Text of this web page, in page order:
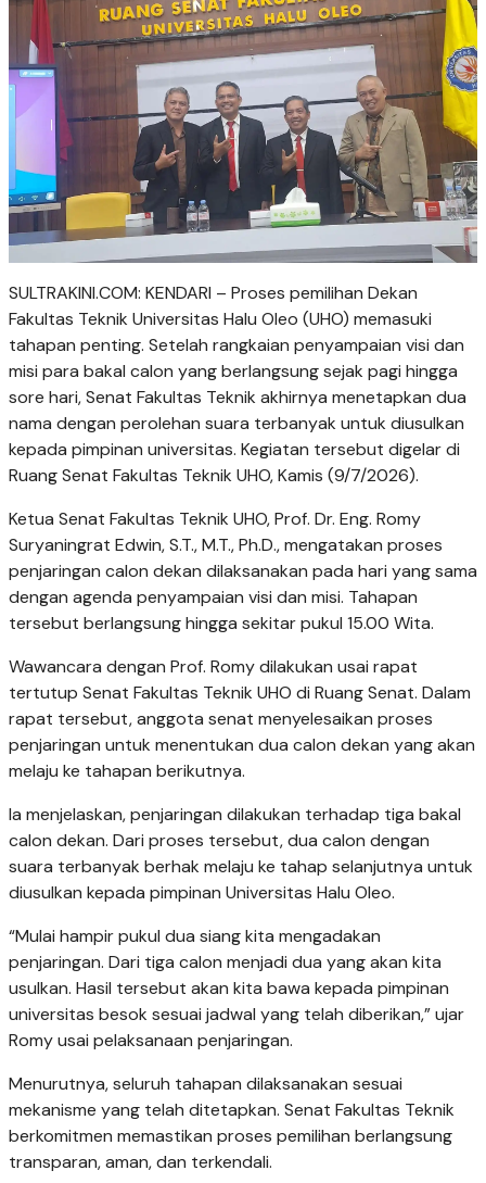
SULTRAKINI.COM: KENDARI – Proses pemilihan Dekan
Fakultas Teknik Universitas Halu Oleo (UHO) memasuki
tahapan penting. Setelah rangkaian penyampaian visi dan
misi para bakal calon yang berlangsung sejak pagi hingga
sore hari, Senat Fakultas Teknik akhirnya menetapkan dua
nama dengan perolehan suara terbanyak untuk diusulkan
kepada pimpinan universitas. Kegiatan tersebut digelar di
Ruang Senat Fakultas Teknik UHO, Kamis (9/7/2026).
Ketua Senat Fakultas Teknik UHO, Prof. Dr. Eng. Romy
Suryaningrat Edwin, S.T., M.T., Ph.D., mengatakan proses
penjaringan calon dekan dilaksanakan pada hari yang sama
dengan agenda penyampaian visi dan misi. Tahapan
tersebut berlangsung hingga sekitar pukul 15.00 Wita.
Wawancara dengan Prof. Romy dilakukan usai rapat
tertutup Senat Fakultas Teknik UHO di Ruang Senat. Dalam
rapat tersebut, anggota senat menyelesaikan proses
penjaringan untuk menentukan dua calon dekan yang akan
melaju ke tahapan berikutnya.
Ia menjelaskan, penjaringan dilakukan terhadap tiga bakal
calon dekan. Dari proses tersebut, dua calon dengan
suara terbanyak berhak melaju ke tahap selanjutnya untuk
diusulkan kepada pimpinan Universitas Halu Oleo.
“Mulai hampir pukul dua siang kita mengadakan
penjaringan. Dari tiga calon menjadi dua yang akan kita
usulkan. Hasil tersebut akan kita bawa kepada pimpinan
universitas besok sesuai jadwal yang telah diberikan,” ujar
Romy usai pelaksanaan penjaringan.
Menurutnya, seluruh tahapan dilaksanakan sesuai
mekanisme yang telah ditetapkan. Senat Fakultas Teknik
berkomitmen memastikan proses pemilihan berlangsung
transparan, aman, dan terkendali.